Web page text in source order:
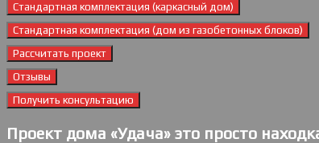
Стандартная комплектация (каркасный дом)
Стандартная комплектация (дом из газобетонных блоков)
Рассчитать проект
Отзывы
Получить консультацию
Проект дома «Удача» это просто